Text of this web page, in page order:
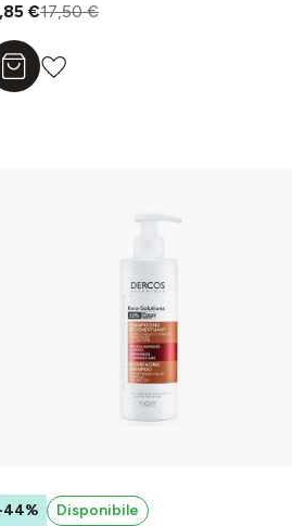
€17,50 €
Aggiungi al carrello
44% Disponibile